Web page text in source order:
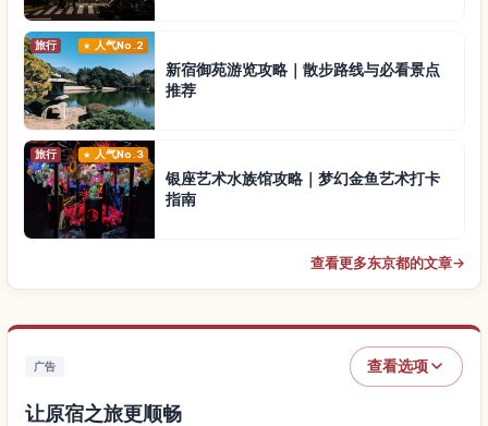
旅行 人气No.2
新宿御苑游览攻略｜散步路线与必看景点
推荐
旅行 人气No.3
银座艺术水族馆攻略｜梦幻金鱼艺术打卡
指南
查看更多东京都的文章→
广告 查看选项
让原宿之旅更顺畅